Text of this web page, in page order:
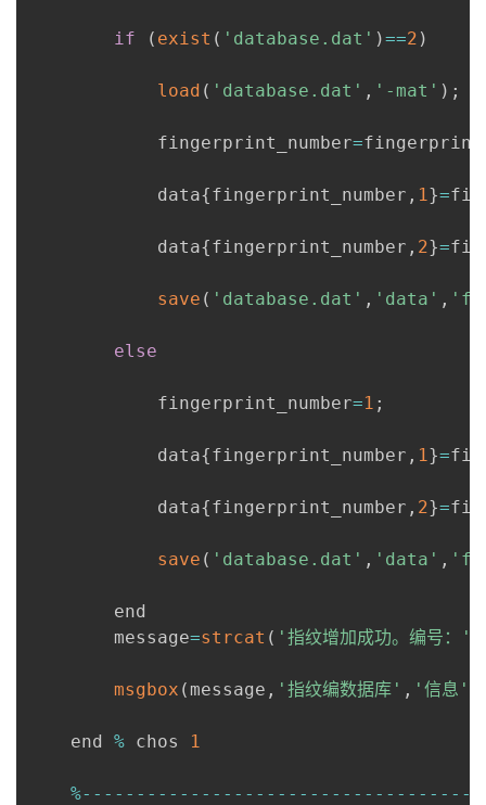
if ( exist ( 'database.dat' )==2 )
load ( 'database.dat' , '-mat' ) ;
            fingerprint_number
=
            data
{fingerprint_number , 1}=
            data
{fingerprint_number , 2}=
save ( 'database.dat' , 'data' ,
else
            fingerprint_number
=1 ;
            data
{fingerprint_number , 1}=
            data
{fingerprint_number , 2}=
save ( 'database.dat' , 'data' ,
        end
        message
=strcat ( '指纹增加成功。编号：'
msgbox ( message , '指纹编数据库' , '信息'
    end
% chos 1
%-- -- -- -- -- -- -- -- -- -- -- -- -- -- -- -- -- --